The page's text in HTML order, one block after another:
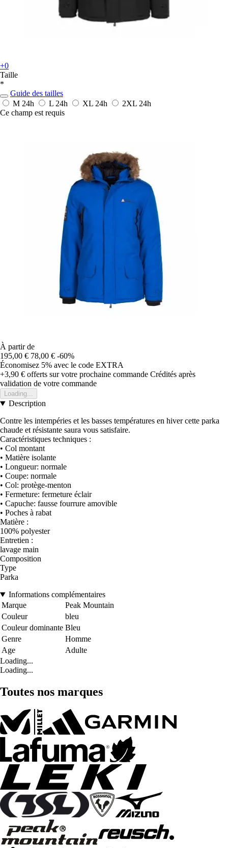
+0
Taille
*
Guide des tailles
M 24h L 24h XL 24h 2XL 24h
Ce champ est requis
À partir de
195,00 € 78,00 € -60%
Économisez 5% avec le code EXTRA
+3,90 € offerts sur votre prochaine commande Crédités après
validation de votre commande
Loading...
Description
Contre les intempéries et les basses températures en hiver cette parka
chaude et résistante saura vous satisfaire.
Caractéristiques techniques :
• Col montant
• Matière isolante
• Longueur: normale
• Coupe: normale
• Col: protège-menton
• Fermeture: fermeture éclair
• Capuche: fausse fourrure amovible
• Poches à rabat
Matière :
100% polyester
Entretien :
lavage main
Composition
Type
Parka
Informations complémentaires
Marque
Peak Mountain
Couleur
bleu
Couleur dominante Bleu
Genre
Homme
Age
Adulte
Loading...
Loading...
Toutes nos marques